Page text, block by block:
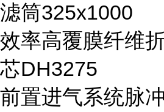
滤筒325x1000
效率高覆膜纤维
芯DH3275
前置进气系统脉